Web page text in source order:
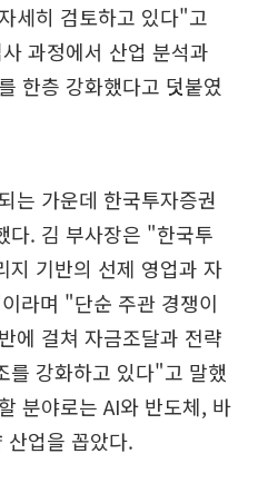
세히 검토하고 있다"고
과정에서 산업 분석과
한층 강화했다고 덧붙였
는 가운데 한국투자증권
다. 김 부사장은 "한국투
지 기반의 선제 영업과 자
라며 "단순 주관 경쟁이
에 걸쳐 자금조달과 전략
를 강화하고 있다"고 말했
분야로는 AI와 반도체, 바
산업을 꼽았다.